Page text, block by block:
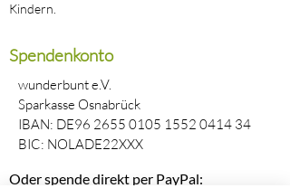
Kindern.
Spendenkonto
wunderbunt e.V.
Sparkasse Osnabrück
IBAN: DE96 2655 0105 1552 0414 34
BIC: NOLADE22XXX
Oder spende direkt per PayPal: